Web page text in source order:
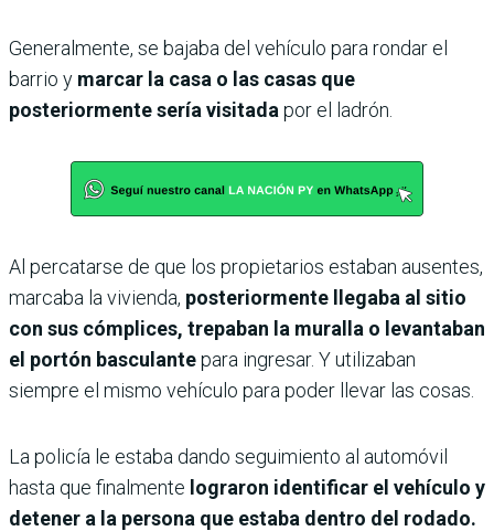
Generalmente, se bajaba del vehículo para rondar el
barrio y marcar la casa o las casas que
posteriormente sería visitada por el ladrón.
Al percatarse de que los propietarios estaban ausentes,
marcaba la vivienda, posteriormente llegaba al sitio
con sus cómplices, trepaban la muralla o levantaban
el portón basculantepara ingresar. Y utilizaban
siempre el mismo vehículo para poder llevar las cosas.
La policía le estaba dando seguimiento al automóvil
hasta que finalmente lograron identificar el vehículo y
detener a la persona que estaba dentro del rodado.